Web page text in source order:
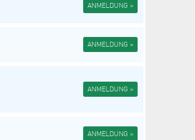
ANMELDUNG »
ANMELDUNG »
ANMELDUNG »
ANMELDUNG »